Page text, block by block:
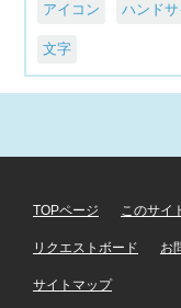
アイコン ハンド
文字
TOPページ このサイ
リクエストボード お
サイトマップ